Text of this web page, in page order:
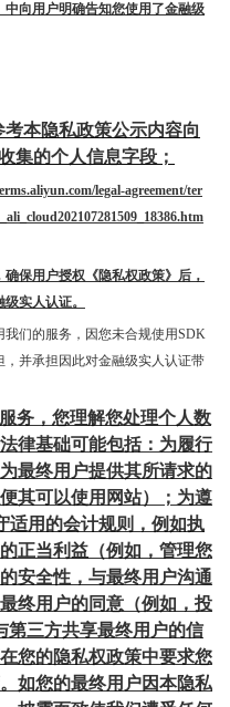
向用户明确告知您使用了金融级
考本隐私政策公示内容向
集的个人信息字段；
legal-agreement/ter
保用户授权《隐私权政策》后，
实人认证。
们的服务，因您未合规使用SDK
并承担因此对金融级实人认证带
务，您理解您处理个人数
律基础可能包括：为履行
最终用户提供其所请求的
其可以使用网站）；为遵
适用的会计规则，例如执
正当利益（例如，管理您
安全性，与最终用户沟通
终用户的同意（例如，投
第三方共享最终用户的信
您的隐私权政策中要求您
如您的最终用户因本隐私